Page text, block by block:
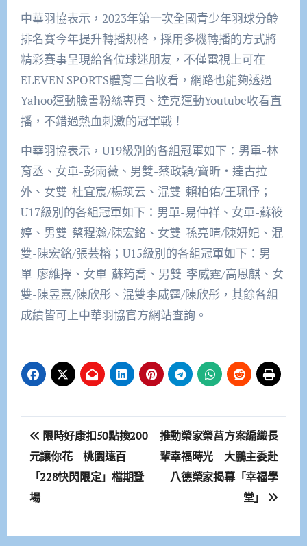
中華羽協表示，2023年第一次全國青少年羽球分齡
排名賽今年提升轉播規格，採用多機轉播的方式將
精彩賽事呈現給各位球迷朋友，不僅電視上可在
ELEVEN SPORTS體育二台收看，網路也能夠透過
Yahoo運動臉書粉絲專頁、達克運動Youtube收看直
播，不錯過熱血刺激的冠軍戰！
中華羽協表示，U19級別的各組冠軍如下：男單-林
育丞、女單-彭雨薇、男雙-蔡政穎/寶昕‧達古拉
外、女雙-杜宜宸/楊筑云、混雙-賴柏佑/王珮伃；
U17級別的各組冠軍如下：男單-易仲祥、女單-蘇筱
婷、男雙-蔡程瀚/陳宏銘、女雙-孫亮晴/陳妍妃、混
雙-陳宏銘/張芸榕；U15級別的各組冠軍如下：男
單-廖維擇、女單-蘇筠喬、男雙-李威霆/高恩麒、女
雙-陳昱熹/陳欣彤、混雙李威霆/陳欣彤，其餘各組
成績皆可上中華羽協官方網站查詢。
文
章
導
限時好康扣50點換200
元讓你花 桃園遠百
「228快閃限定」檔期登
場
推動榮家榮莒方案編織長
輩幸福時光 大鵬主委赴
八德榮家揭幕「幸福學
堂」